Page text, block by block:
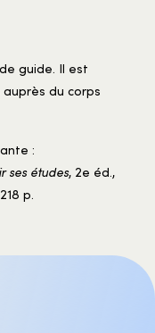
guide. Il est
du corps
:
ses études, 2e éd.,
p.